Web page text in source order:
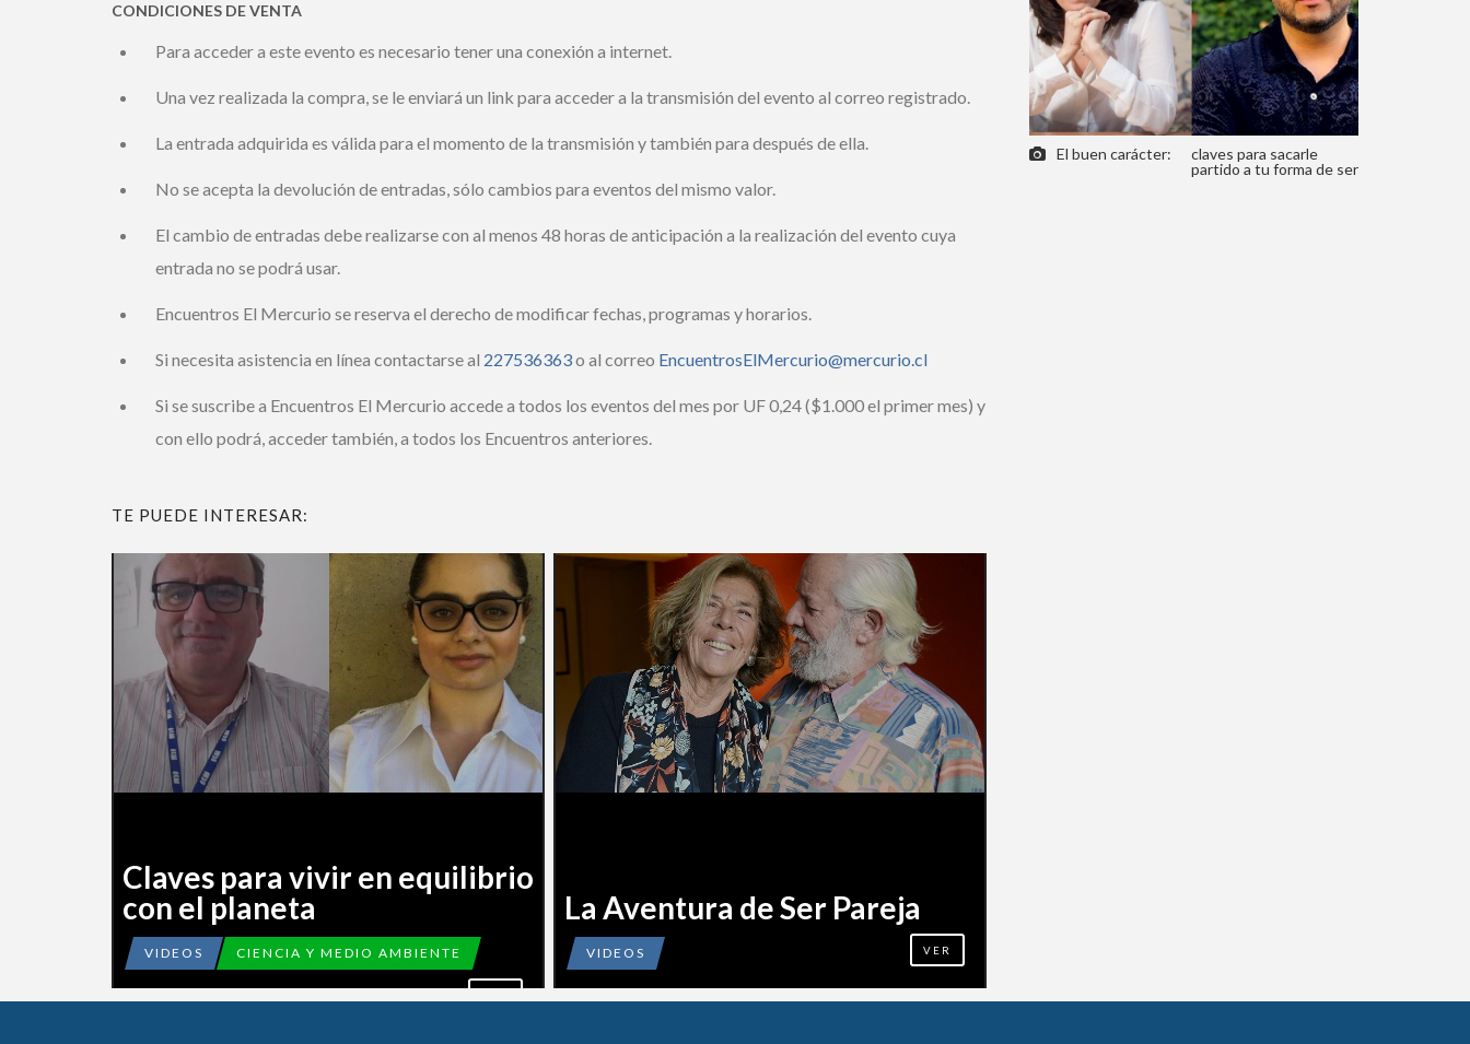
CONDICIONES DE VENTA
Para acceder a este evento es necesario tener una conexión a internet.
Una vez realizada la compra, se le enviará un link para acceder a la transmisión del evento al correo registrado.
La entrada adquirida es válida para el momento de la transmisión y también para después de ella.
No se acepta la devolución de entradas, sólo cambios para eventos del mismo valor.
El cambio de entradas debe realizarse con al menos 48 horas de anticipación a la realización del evento cuya
entrada no se podrá usar.
Encuentros El Mercurio se reserva el derecho de modificar fechas, programas y horarios.
Si necesita asistencia en línea contactarse al227536363o al correoEncuentrosElMercurio@mercurio.cl
Si se suscribe a Encuentros El Mercurio accede a todos los eventos del mes por UF 0,24 ($1.000 el primer mes) y
con ello podrá, acceder también, a todos los Encuentros anteriores.
TE PUEDE INTERESAR:
Claves para vivir en equilibrio
con el planeta
CIENCIA Y MEDIO AMBIENTE
VIDEOS
La Aventura de Ser Pareja
VIDEOS VER
El buen carácter:
claves para sacarle
partido a tu forma de ser